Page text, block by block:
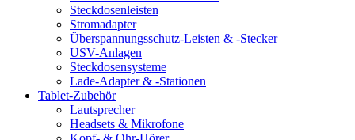
Steckdosenleisten
Stromadapter
Überspannungsschutz-Leisten & -Stecker
USV-Anlagen
Steckdosensysteme
Lade-Adapter & -Stationen
Tablet-Zubehör
Lautsprecher
Headsets & Mikrofone